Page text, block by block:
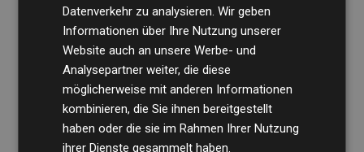
Die Wirtschaftsprüfungsgesellschaft BDOüberprüft
regelmäßig unsere Berechnungen und Methodik, um
Transparenz und Verlässlichkeit sicherzustellen.
Ihre Prüfungen belegen, dass unsere Investitionen in
Klimaschutzprojekte im Durchschnitt200 % der
Datenverkehr zu analysieren. Wir geben
Informationen über Ihre Nutzung unserer
Website auch an unsere Werbe- und
Analysepartner weiter, die diese
möglicherweise mit anderen Informationen
kombinieren, die Sie ihnen bereitgestellt
haben oder die sie im Rahmen Ihrer Nutzung
ihrer Dienste gesammelt haben.